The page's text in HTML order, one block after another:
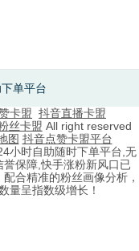
单平台
卡盟 抖音直播卡盟
丝卡盟 All right reserved
图 抖音点赞卡盟平台
小时自助随时下单平台,无
保障,快手涨粉新风口已
合精准的粉丝画像分析，
量呈指数级增长！